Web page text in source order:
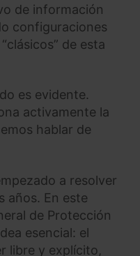
de información
configuraciones
de esta
es evidente.
activamente la
hablar de
a resolver
años. En este
de Protección
esencial: el
libre y explícito,